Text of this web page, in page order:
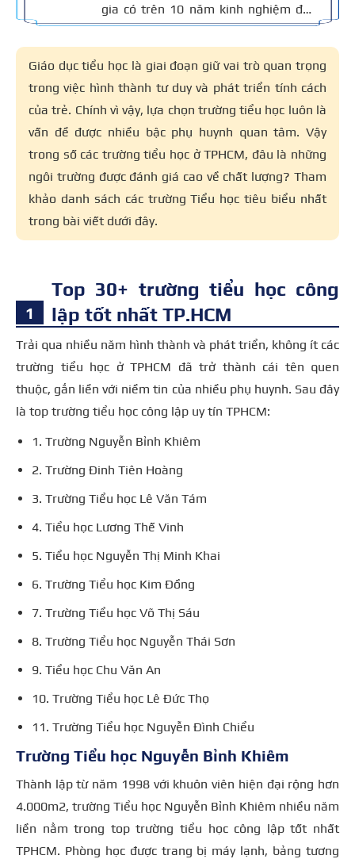
gia có trên 10 năm kinh nghiệm đào
tạo nghề và kiến thức thẩm mỹ
chuyên môn sâu về spa, phun xăm,
nối mi, trang điểm, tóc. Nội dung bài
viết được xây dựng dựa trên giáo trình
đào tạo và kinh nghiệm giảng dạy
thực tế, đồng thời được cập nhật
thường xuyên để đảm bảo tính chính
xác.
Giáo dục tiểu học là giai đoạn giữ vai trò quan trọng
trong việc hình thành tư duy và phát triển tính cách
của trẻ. Chính vì vậy, lựa chọn trường tiểu học luôn là
vấn đề được nhiều bậc phụ huynh quan tâm. Vậy
trong số các trường tiểu học ở TPHCM, đâu là những
ngôi trường được đánh giá cao về chất lượng? Tham
khảo danh sách các trường Tiểu học tiêu biểu nhất
trong bài viết dưới đây.
Top 30+ trường tiểu học công
lập tốt nhất TP.HCM
Trải qua nhiều năm hình thành và phát triển, không ít các
trường tiểu học ở TPHCM đã trở thành cái tên quen
thuộc, gắn liền với niềm tin của nhiều phụ huynh. Sau đây
là top trường tiểu học công lập uy tín TPHCM:
1. Trường Nguyễn Bỉnh Khiêm
2. Trường Đinh Tiên Hoàng
3. Trường Tiểu học Lê Văn Tám
4. Tiểu học Lương Thế Vinh
5. Tiểu học Nguyễn Thị Minh Khai
6. Trường Tiểu học Kim Đồng
7. Trường Tiểu học Võ Thị Sáu
8. Trường Tiểu học Nguyễn Thái Sơn
9. Tiểu học Chu Văn An
10. Trường Tiểu học Lê Đức Thọ
11. Trường Tiểu học Nguyễn Đình Chiểu
Trường Tiểu học Nguyễn Bỉnh Khiêm
Thành lập từ năm 1998 với khuôn viên hiện đại rộng hơn
4.000m2, trường Tiểu học Nguyễn Bỉnh Khiêm nhiều năm
liền nằm trong top trường tiểu học công lập tốt nhất
TPHCM. Phòng học được trang bị máy lạnh, bảng tương